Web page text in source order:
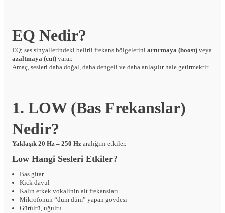
EQ Nedir?
EQ; ses sinyallerindeki belirli frekans bölgelerini artırmaya (boost) veya
azaltmaya (cut) yarar.
Amaç, sesleri daha doğal, daha dengeli ve daha anlaşılır hale getirmektir.
1. LOW (Bas Frekanslar)
Nedir?
Yaklaşık 20 Hz – 250 Hz aralığını etkiler.
Low Hangi Sesleri Etkiler?
Bas gitar
Kick davul
Kalın erkek vokalinin alt frekansları
Mikrofonun “düm düm” yapan gövdesi
Gürültü, uğultu